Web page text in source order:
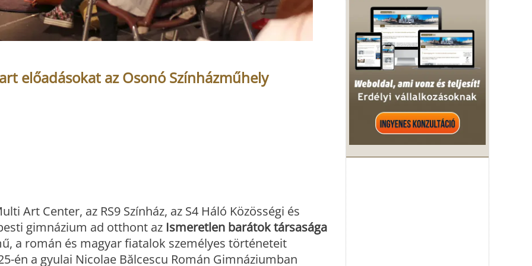
előadásokat az Osonó Színházműhely
Art Center, az RS9 Színház, az S4 Háló Közösségi és
gimnázium ad otthont az Ismeretlen barátok társasága
a román és magyar fiatalok személyes történeteit
én a gyulai Nicolae Bălcescu Román Gimnáziumban